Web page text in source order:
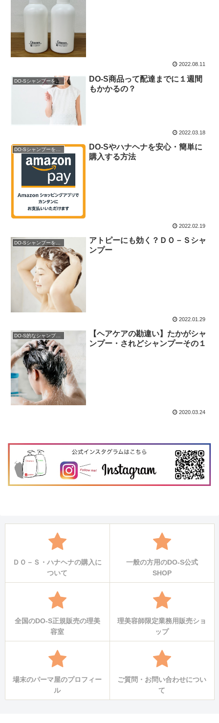
2022.08.11
DO-Sシャンプーを購入
DO-S商品って配達までに１週間
もかかるの？
2022.03.18
DO-Sやハナヘナを安心・簡単に
購入する方法
2022.02.19
アトピーにも効く？ＤＯ－Ｓシャ
ンプー
2022.01.29
DO-S的なシャンプー解析
【ヘアケアの勘違い】たかがシャ
ンプー・されどシャンプーその１
2020.03.24
ＤＯ－Ｓ・ハナヘナの購入に
ついて
一般の方用のDO-S公式
SHOP
全国のDO-S正規販売の理美
容室
理美容師限定業務用販売ショ
ップ
場末のパーマ屋のプロフィー
ル
ご質問・お問い合わせについ
て